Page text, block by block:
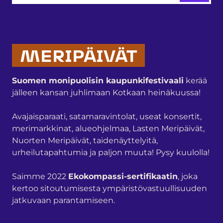
MERIPÄIVÄT
Suomen monipuolisin kaupunkifestivaali kerää
jälleen kansan juhlimaan Kotkaan heinäkuussa!
Avajaisparaati, satamaravintolat, useat konsertit,
merimarkkinat, alueohjelmaa, Lasten Meripäivät,
Nuorten Meripäivät, taidenäyttelyitä,
urheilutapahtumia ja paljon muuta! Pysy kuulolla!
Saimme 2022 Ekokompassi-sertifikaatin, joka
kertoo sitoutumisesta ympäristövastuullisuuden
jatkuvaan parantamiseen.